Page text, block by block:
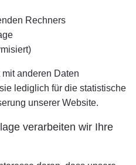
Rechners
anderen Daten
lediglich für die statistische
unserer Website.
verarbeiten wir Ihre